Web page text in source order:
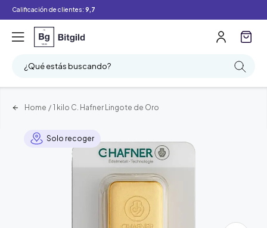
Calificación de clientes: 9,7
¿Qué estás buscando?
Home / 1 kilo C. Hafner Lingote de Oro
Solo recoger